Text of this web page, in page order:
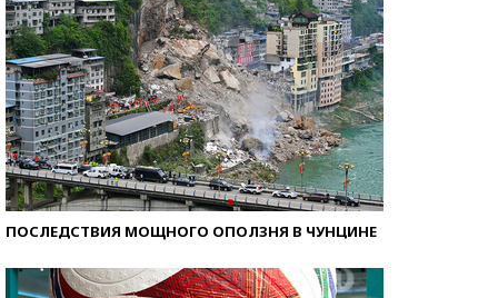
ПОСЛЕДСТВИЯ МОЩНОГО ОПОЛЗНЯ В ЧУНЦИНЕ